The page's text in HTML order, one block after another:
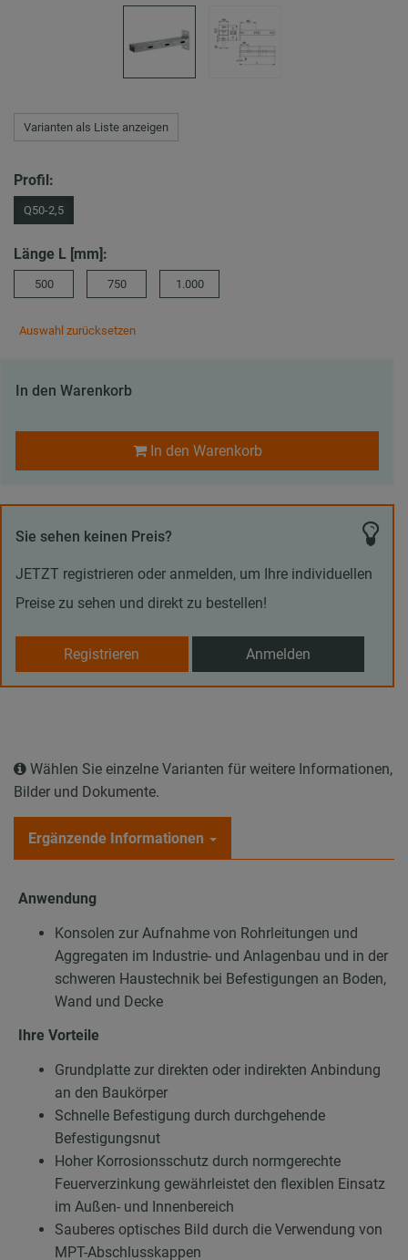
Varianten als Liste anzeigen
Profil:
Q50-2,5
Länge L [mm]:
500 750 1.000
Auswahl zurücksetzen
In den Warenkorb
In den Warenkorb
Sie sehen keinen Preis?
JETZT registrieren oder anmelden, um Ihre individuellen
Preise zu sehen und direkt zu bestellen!
Registrieren Anmelden
Wählen Sie einzelne Varianten für weitere Informationen,
Bilder und Dokumente.
Ergänzende Informationen
Anwendung
Konsolen zur Aufnahme von Rohrleitungen und
Aggregaten im Industrie- und Anlagenbau und in der
schweren Haustechnik bei Befestigungen an Boden,
Wand und Decke
Ihre Vorteile
Grundplatte zur direkten oder indirekten Anbindung
an den Baukörper
Schnelle Befestigung durch durchgehende
Befestigungsnut
Hoher Korrosionsschutz durch normgerechte
Feuerverzinkung gewährleistet den flexiblen Einsatz
im Außen- und Innenbereich
Sauberes optisches Bild durch die Verwendung von
MPT-Abschlusskappen